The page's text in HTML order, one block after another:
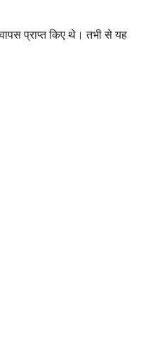
प्राप्त किए थे। तभी से यह